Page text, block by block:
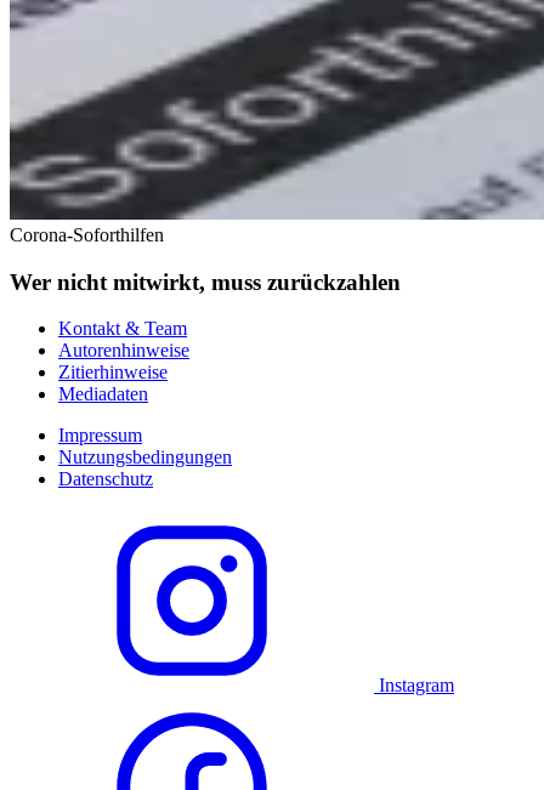
Corona-Soforthilfen
Wer nicht mitwirkt, muss zurückzahlen
Kontakt & Team
Autorenhinweise
Zitierhinweise
Mediadaten
Impressum
Nutzungsbedingungen
Datenschutz
Instagram